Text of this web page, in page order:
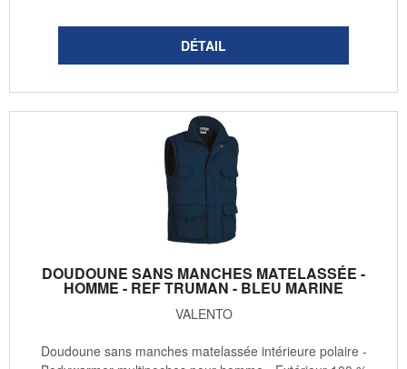
DOUDOUNE SANS MANCHES MATELASSÉE -
HOMME - REF TRUMAN - BLEU MARINE
VALENTO
Doudoune sans manches matelassée intérieure polaire -